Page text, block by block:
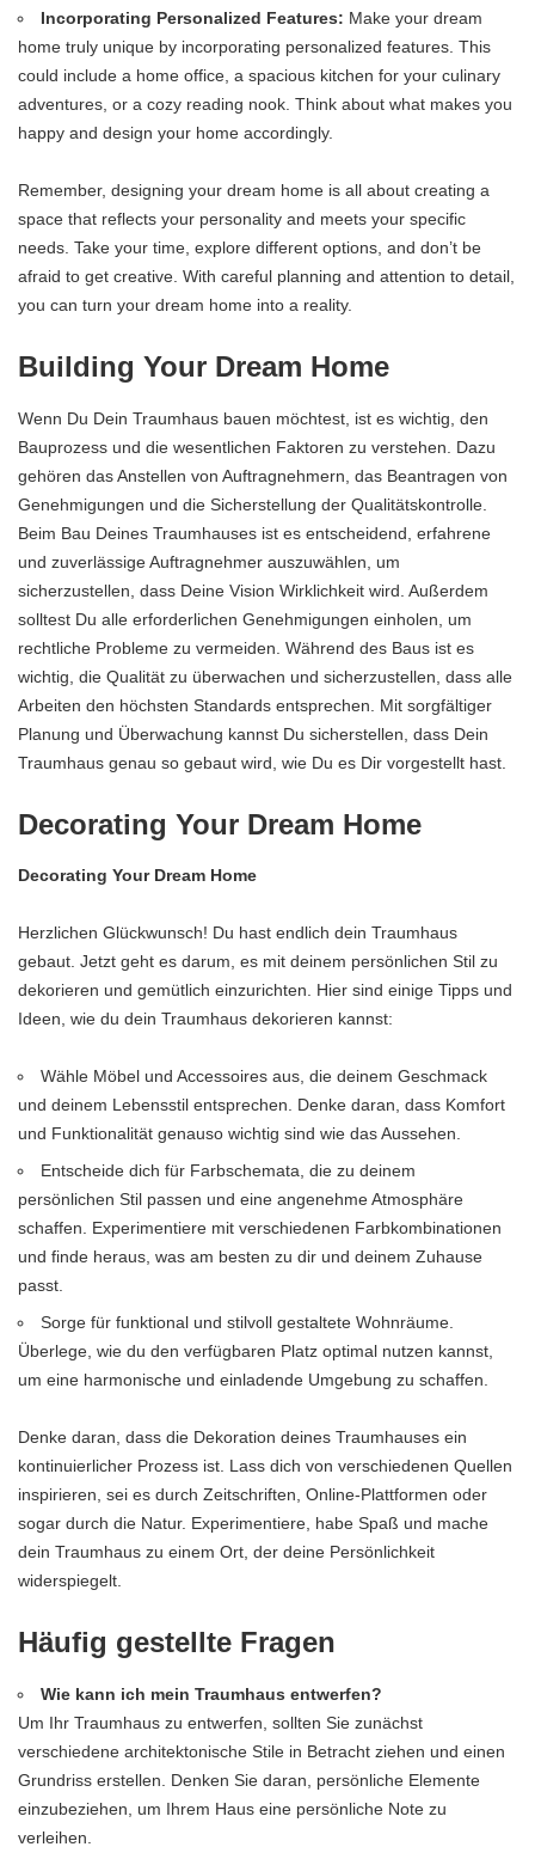
Incorporating Personalized Features: Make your dream
home truly unique by incorporating personalized features. This
could include a home office, a spacious kitchen for your culinary
adventures, or a cozy reading nook. Think about what makes you
happy and design your home accordingly.
Remember, designing your dream home is all about creating a
space that reflects your personality and meets your specific
needs. Take your time, explore different options, and don’t be
afraid to get creative. With careful planning and attention to detail,
you can turn your dream home into a reality.
Building Your Dream Home
Wenn Du Dein Traumhaus bauen möchtest, ist es wichtig, den
Bauprozess und die wesentlichen Faktoren zu verstehen. Dazu
gehören das Anstellen von Auftragnehmern, das Beantragen von
Genehmigungen und die Sicherstellung der Qualitätskontrolle.
Beim Bau Deines Traumhauses ist es entscheidend, erfahrene
und zuverlässige Auftragnehmer auszuwählen, um
sicherzustellen, dass Deine Vision Wirklichkeit wird. Außerdem
solltest Du alle erforderlichen Genehmigungen einholen, um
rechtliche Probleme zu vermeiden. Während des Baus ist es
wichtig, die Qualität zu überwachen und sicherzustellen, dass alle
Arbeiten den höchsten Standards entsprechen. Mit sorgfältiger
Planung und Überwachung kannst Du sicherstellen, dass Dein
Traumhaus genau so gebaut wird, wie Du es Dir vorgestellt hast.
Decorating Your Dream Home
Decorating Your Dream Home
Herzlichen Glückwunsch! Du hast endlich dein Traumhaus
gebaut. Jetzt geht es darum, es mit deinem persönlichen Stil zu
dekorieren und gemütlich einzurichten. Hier sind einige Tipps und
Ideen, wie du dein Traumhaus dekorieren kannst:
Wähle Möbel und Accessoires aus, die deinem Geschmack
und deinem Lebensstil entsprechen. Denke daran, dass Komfort
und Funktionalität genauso wichtig sind wie das Aussehen.
Entscheide dich für Farbschemata, die zu deinem
persönlichen Stil passen und eine angenehme Atmosphäre
schaffen. Experimentiere mit verschiedenen Farbkombinationen
und finde heraus, was am besten zu dir und deinem Zuhause
passt.
Sorge für funktional und stilvoll gestaltete Wohnräume.
Überlege, wie du den verfügbaren Platz optimal nutzen kannst,
um eine harmonische und einladende Umgebung zu schaffen.
Denke daran, dass die Dekoration deines Traumhauses ein
kontinuierlicher Prozess ist. Lass dich von verschiedenen Quellen
inspirieren, sei es durch Zeitschriften, Online-Plattformen oder
sogar durch die Natur. Experimentiere, habe Spaß und mache
dein Traumhaus zu einem Ort, der deine Persönlichkeit
widerspiegelt.
Häufig gestellte Fragen
Wie kann ich mein Traumhaus entwerfen?
Um Ihr Traumhaus zu entwerfen, sollten Sie zunächst
verschiedene architektonische Stile in Betracht ziehen und einen
Grundriss erstellen. Denken Sie daran, persönliche Elemente
einzubeziehen, um Ihrem Haus eine persönliche Note zu
verleihen.